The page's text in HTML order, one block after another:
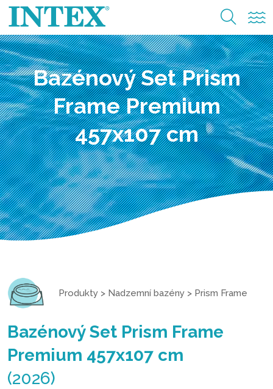
Bazénový Set Prism
Frame Premium
457x107 cm
Produkty > Nadzemní bazény > Prism Frame
Bazénový Set Prism Frame
Premium 457x107 cm
(2026)